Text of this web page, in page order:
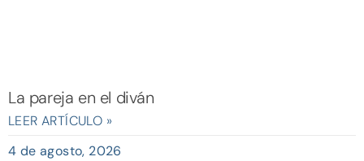
La pareja en el diván
LEER ARTÍCULO »
4 de agosto, 2026